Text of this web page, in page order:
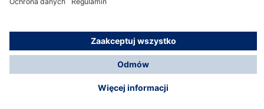
© Dräger Polska Sp. z o.o., 2025
*Wszystkie ceny bez VAT, na warunkach opisanych w